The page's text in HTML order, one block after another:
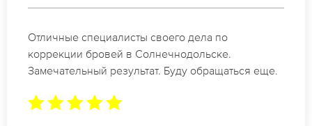
Спасибо огромное. Заказывала татуаж на свадьбу
в Солнечнодольске. За 2 часа все было сделано.